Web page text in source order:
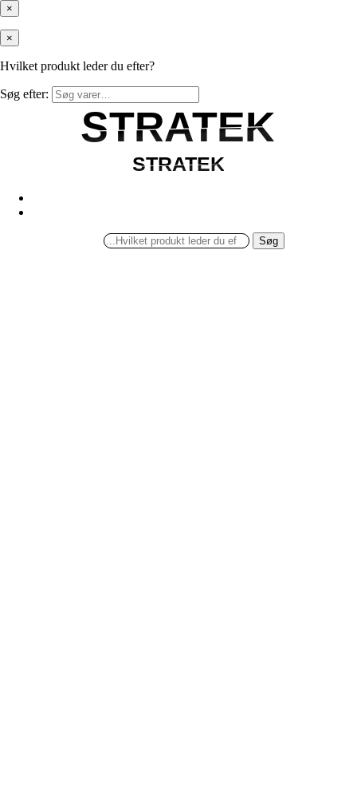
×
×
Hvilket produkt leder du efter?
Søg efter:
STRATEK
STRATEK
STRATEK
STRATEK
Søg